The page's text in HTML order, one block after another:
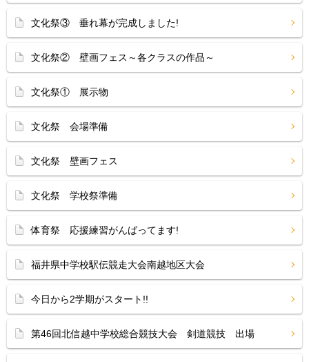
文化祭③ 垂れ幕が完成しました!
文化祭② 壁画フェス～各クラスの作品～
文化祭① 展示物
文化祭 会場準備
文化祭 壁画フェス
文化祭 学校祭準備
体育祭 応援練習がんばってます!
福井県中学校駅伝競走大会南越地区大会
今日から2学期がスタート!!
第46回北信越中学校総合競技大会 剣道競技 出場